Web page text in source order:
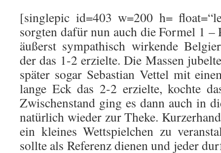
[singlepic id=403 w=200 h=
sorgten dafür nun auch die Formel 1 –
äußerst sympathisch wirkende
der das 1-2 erzielte. Die Massen
später sogar Sebastian Vettel mit
lange Eck das 2-2 erzielte, kochte
Zwischenstand ging es dann auch in
natürlich wieder zur Theke.
ein kleines Wettspielchen zu
sollte als Referenz dienen und jeder